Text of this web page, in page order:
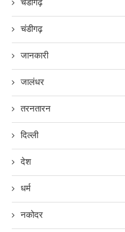
चंडीगढ़
चंडीगढ़
जानकारी
जालंधर
तरनतारन
दिल्ली
देश
धर्म
नकोदर